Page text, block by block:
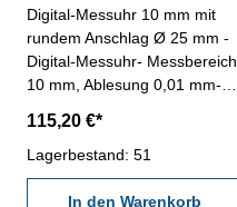
Digital-Messuhr 10 mm mit
rundem Anschlag Ø 25 mm -
Digital-Messuhr- Messbereich
10 mm, Ablesung 0,01 mm-
(20 µm)- mit Preset und
umkehrbarer Messrichtung -
Anschlag: Ø 25 mm - inkl.
Verlängerungen: 10, 20, 40,
115,20 €*
Lagerbestand: 51
In den Warenkorb